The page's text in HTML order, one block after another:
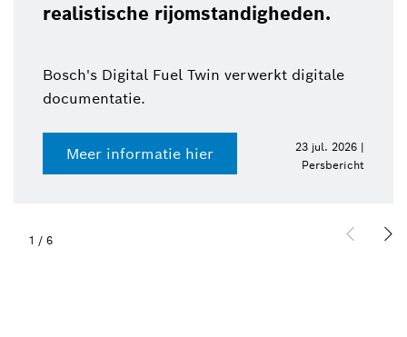
realistische rijomstandigheden.
Bosch's Digital Fuel Twin verwerkt digitale
documentatie.
Meer informatie hier
23 jul. 2026 |
Persbericht
1 / 6